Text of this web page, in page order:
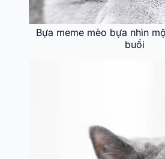
Bựa meme mèo bựa nhìn
buổi